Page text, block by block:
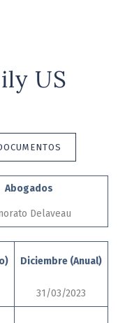
US
Abogados
Delaveau
Diciembre (Anual)
31/03/2023